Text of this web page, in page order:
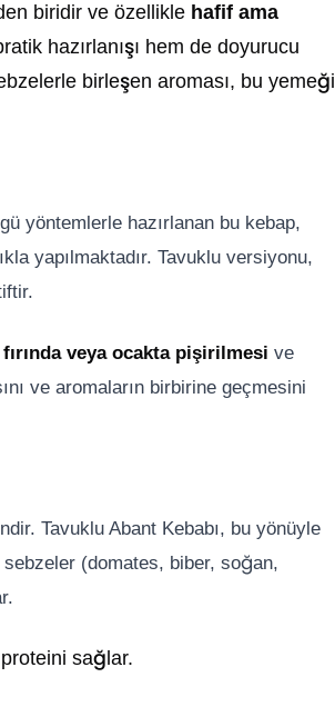
biridir ve özellikle hafif ama
hazırlanışı hem de doyurucu
birleşen aroması, bu yemeği
yöntemlerle hazırlanan bu kebap,
yapılmaktadır. Tavuklu versiyonu,
veya ocakta pişirilmesi ve
ve aromaların birbirine geçmesini
Tavuklu Abant Kebabı, bu yönüyle
(domates, biber, soğan,
proteini sağlar.